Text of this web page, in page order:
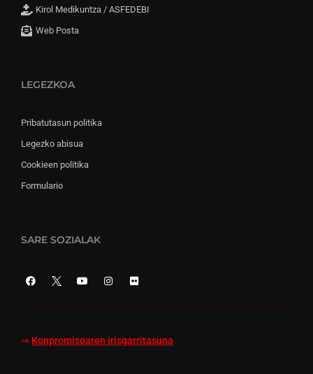
Kirol Medikuntza / ASFEDEBI
Web Posta
LEGEZKOA
Pribatutasun politika
Legezko abisua
Cookieen politika
Formulario
SARE SOZIALAK
⇒ Konpromisoaren irisgarritasuna